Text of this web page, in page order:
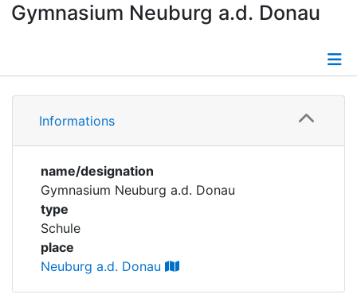
Corporations
Historic matricle
registry
Gymnasium Neuburg a.d. Donau
Details
Informations
name/designation
Gymnasium Neuburg a.d. Donau
type
Schule
place
Neuburg a.d. Donau